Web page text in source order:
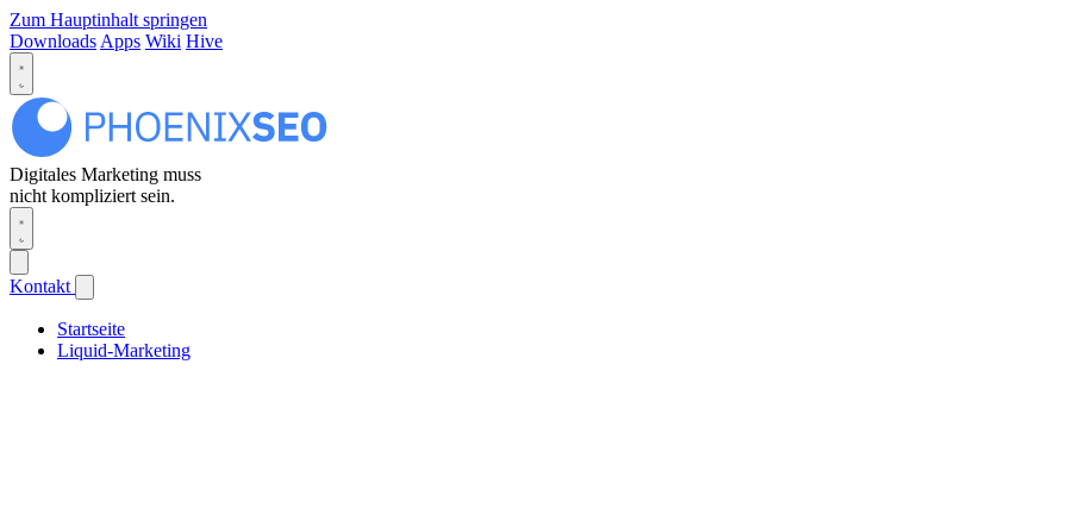
Zum Hauptinhalt springen
Downloads Apps Wiki Hive
Digitales Marketing muss
nicht kompliziert sein.
Kontakt
Startseite
Liquid-Marketing